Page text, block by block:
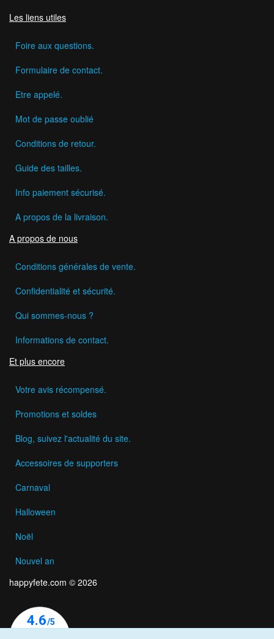
Les liens utiles
Foire aux questions.
Formulaire de contact.
Etre appelé.
Mot de passe oublié
Conditions de retour.
Guide des tailles.
Info paiement sécurisé.
A propos de la livraison.
A propos de nous
Conditions générales de vente.
Confidentialité et sécurité.
Qui sommes-nous ?
Informations de contact.
Et plus encore
Votre avis récompensé.
Promotions et soldes
Blog, suivez l'actualité du site.
Accessoires de supporters
Carnaval
Halloween
Noël
Nouvel an
happyfete.com © 2026